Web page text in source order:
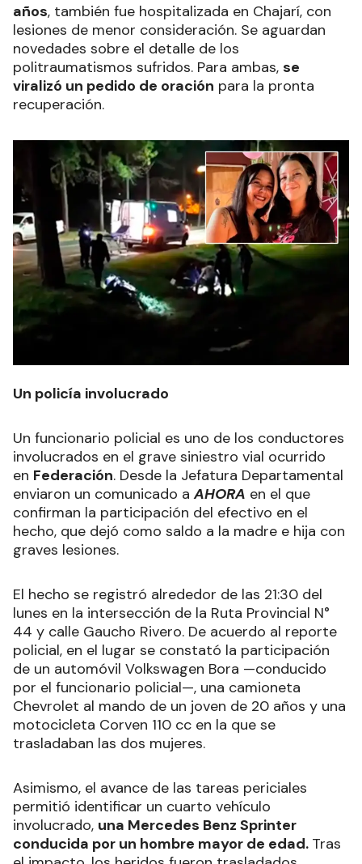
años, también fue hospitalizada en Chajarí, con
lesiones de menor consideración. Se aguardan
novedades sobre el detalle de los
politraumatismos sufridos. Para ambas, se
viralizó un pedido de oración para la pronta
recuperación.
Un policía involucrado
Un funcionario policial es uno de los conductores
involucrados en el grave siniestro vial ocurrido
en Federación. Desde la Jefatura Departamental
enviaron un comunicado aAHORA en el que
confirman la participación del efectivo en el
hecho, que dejó como saldo a la madre e hija con
graves lesiones.
El hecho se registró alrededor de las 21:30 del
lunes en la intersección de la Ruta Provincial N°
44 y calle Gaucho Rivero. De acuerdo al reporte
policial, en el lugar se constató la participación
de un automóvil Volkswagen Bora —conducido
por el funcionario policial—, una camioneta
Chevrolet al mando de un joven de 20 años y una
motocicleta Corven 110 cc en la que se
trasladaban las dos mujeres.
Asimismo, el avance de las tareas periciales
permitió identificar un cuarto vehículo
involucrado, una Mercedes Benz Sprinter
conducida por un hombre mayor de edad. Tras